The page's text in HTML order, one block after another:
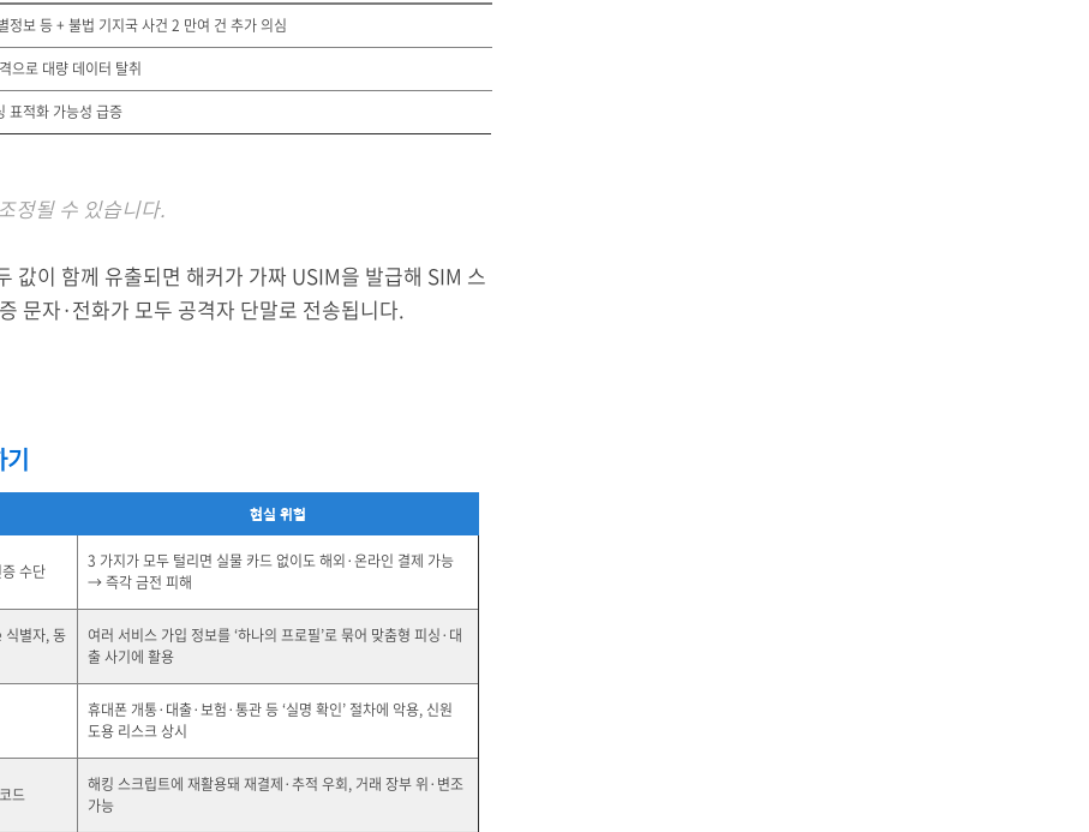
보 등 + 불법 기지국 사건 2 만여 건 추가 의심
으로 대량 데이터 탈취
표적화 가능성 급증
정될 수 있습니다.
값이 함께 유출되면 해커가 가짜 USIM을 발급해 SIM 스
문자·전화가 모두 공격자 단말로 전송됩니다.
기
현실 위험
수단
3 가지가 모두 털리면 실물 카드 없이도 해외·온라인 결제 가능
→ 즉각 금전 피해
별자, 동
여러 서비스 가입 정보를 ‘하나의 프로필’로 묶어 맞춤형 피싱·대
출 사기에 활용
휴대폰 개통·대출·보험·통관 등 ‘실명 확인’ 절차에 악용, 신원
도용 리스크 상시
드
해킹 스크립트에 재활용돼 재결제·추적 우회, 거래 장부 위·변조
가능